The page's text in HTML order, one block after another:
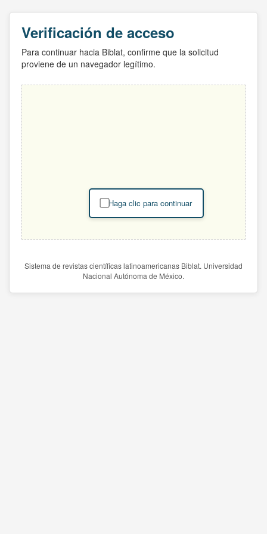
Verificación de acceso
Para continuar hacia Biblat, confirme que la solicitud
proviene de un navegador legítimo.
Haga clic para continuar
Sistema de revistas científicas latinoamericanas Biblat. Universidad
Nacional Autónoma de México.